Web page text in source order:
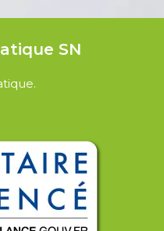
SN